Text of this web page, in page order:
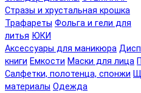
Стразы и хрустальная крошка
Трафареты Фольга и гели для
литья ЮКИ
Аксессуары для маникюра
книги Емкости Маски для лица
Салфетки, полотенца, спонжи
материалы Одежда